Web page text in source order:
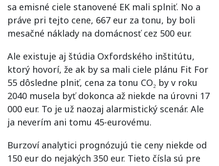
sa emisné ciele stanovené EK mali splniť. No a
práve pri tejto cene, 667 eur za tonu, by boli
mesačné náklady na domácnosť cez 500 eur.
Ale existuje aj štúdia Oxfordského inštitútu,
ktorý hovorí, že ak by sa mali ciele plánu Fit For
55 dôsledne plniť, cena za tonu CO₂ by v roku
2040 musela byť dokonca až niekde na úrovni 17
000 eur. To je už naozaj alarmistický scenár. Ale
ja neverím ani tomu 45-eurovému.
Burzoví analytici prognózujú tie ceny niekde od
150 eur do nejakých 350 eur. Tieto čísla sú pre